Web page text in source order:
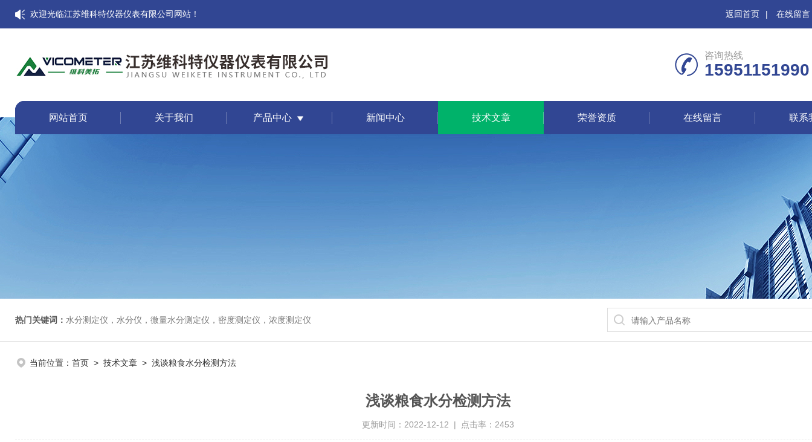
欢迎光临江苏维科特仪器仪表有限公司网站！ 返回首页 | 在线留言
咨询热线
15951151990
网站首页 关于我们 产品中心 新闻中心 技术文章 荣誉资质 在线留言 联系
热门关键词： 水分测定仪，水分仪，微量水分测定仪，密度测定仪，浓度测定仪
当前位置： 首页 > 技术文章 > 浅谈粮食水分检测方法
浅谈粮食水分检测方法
更新时间：2022-12-12 | 点击率：2453